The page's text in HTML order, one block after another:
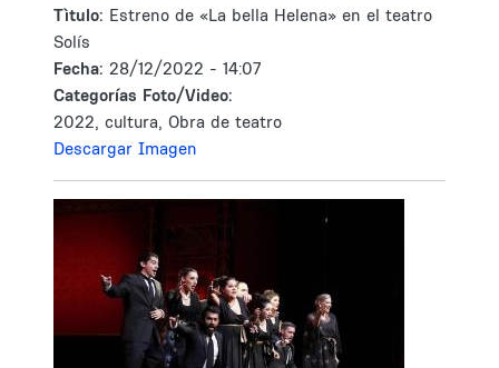
Tìtulo: Estreno de «La bella Helena» en el teatro
Solís
Fecha: 28/12/2022 - 14:07
Categorías Foto/Video:
2022, cultura, Obra de teatro
Descargar Imagen